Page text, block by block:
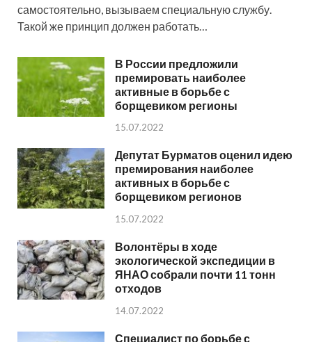
самостоятельно, вызываем специальную службу.
Такой же принцип должен работать…
В России предложили
премировать наиболее
активные в борьбе с
борщевиком регионы
15.07.2022
Депутат Бурматов оценил идею
премирования наиболее
активных в борьбе с
борщевиком регионов
15.07.2022
Волонтёры в ходе
экологической экспедиции в
ЯНАО собрали почти 11 тонн
отходов
14.07.2022
Специалист по борьбе с